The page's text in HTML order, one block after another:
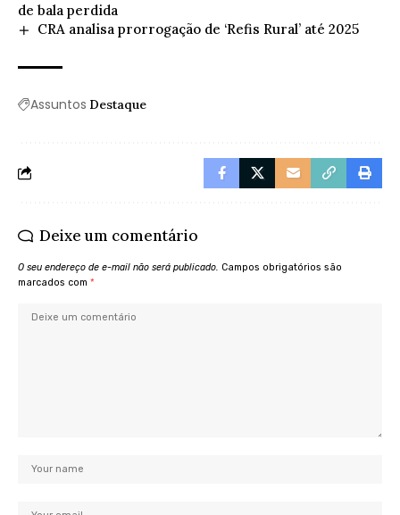
de bala perdida
CRA analisa prorrogação de ‘Refis Rural’ até 2025
Assuntos Destaque
Deixe um comentário
O seu endereço de e-mail não será publicado. Campos obrigatórios são
marcados com *